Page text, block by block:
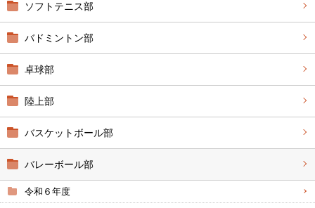
ソフトテニス部
バドミントン部
卓球部
陸上部
バスケットボール部
バレーボール部
令和６年度